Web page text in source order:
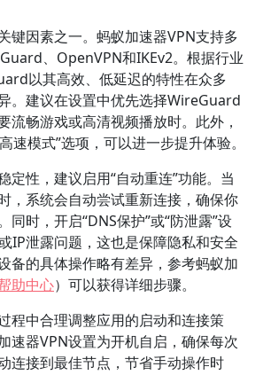
键因素之一。蚂蚁加速器VPN支持多
、OpenVPN和IKEv2。根据行业
以其高效、低延迟的特性在众多
。建议在设置中优先选择WireGuard
流畅游戏或高清视频播放时。此外，
速模式”选项，可以进一步提升体验。
定性，建议启用“自动重连”功能。当
，系统会自动尝试重新连接，确保你
同时，开启“DNS保护”或“防泄露”设
IP泄露问题，这也是保障隐私和安全
备的具体操作略有差异，参考蚂蚁加
助中心）可以获得详细步骤。
程中合理调整应用的启动和连接策
速器VPN设置为开机自启，确保每次
连接到最佳节点，节省手动操作时